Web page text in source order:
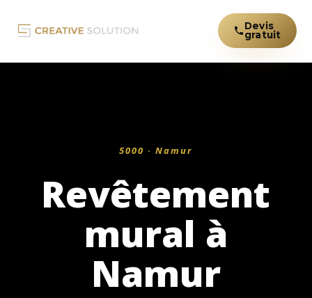
Devis
gratuit
5000 · Namur
Revêtement
mural à
Namur